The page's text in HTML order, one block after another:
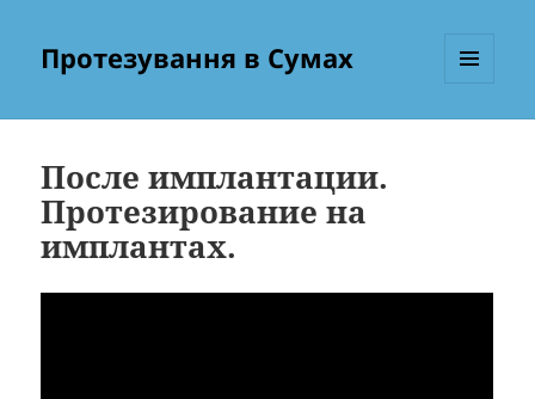
Протезування в Сумах
После имплантации.
Протезирование на
имплантах.